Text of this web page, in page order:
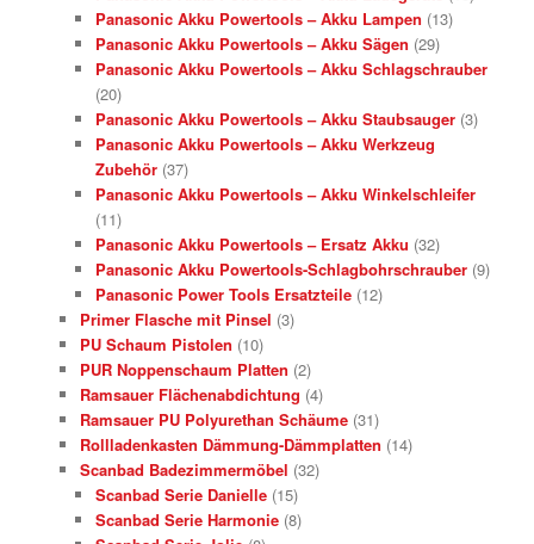
Panasonic Akku Powertools – Akku Lampen (13)
Panasonic Akku Powertools – Akku Sägen (29)
Panasonic Akku Powertools – Akku Schlagschrauber
(20)
Panasonic Akku Powertools – Akku Staubsauger (3)
Panasonic Akku Powertools – Akku Werkzeug
Zubehör (37)
Panasonic Akku Powertools – Akku Winkelschleifer
(11)
Panasonic Akku Powertools – Ersatz Akku (32)
Panasonic Akku Powertools-Schlagbohrschrauber (9)
Panasonic Power Tools Ersatzteile (12)
Primer Flasche mit Pinsel (3)
PU Schaum Pistolen (10)
PUR Noppenschaum Platten (2)
Ramsauer Flächenabdichtung (4)
Ramsauer PU Polyurethan Schäume (31)
Rollladenkasten Dämmung-Dämmplatten (14)
Scanbad Badezimmermöbel (32)
Scanbad Serie Danielle (15)
Scanbad Serie Harmonie (8)